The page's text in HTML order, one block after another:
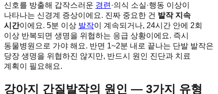
신호를 방출해 갑작스러운 경련 ·의식 소실·행동 이상이
나타나는 신경계 증상이에요. 진짜 중요한 건 발작 지속
시간이에요. 5분 이상 발작이 계속되거나, 24시간 안에 2회
이상 반복되면 생명을 위협하는 응급 상황이에요. 즉시
동물병원으로 가야 해요. 반면 1~2분 내로 끝나는 단발 발작은
당장 생명을 위협하진 않지만, 반드시 원인 진단과 치료
계획이 필요해요.
강아지 간질발작의 원인 — 3가지 유형